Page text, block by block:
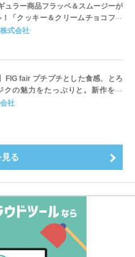
ュラー商品フラッペ＆スムージーが
「クッキー＆クリームチョコフラ
ムージー」8月5日（水）から販売
式会社
FIG fair プチプチとした食感、とろ
クの魅力をたっぷりと。新作を含
の全4種が登場8月20日（木）スタ
社
る